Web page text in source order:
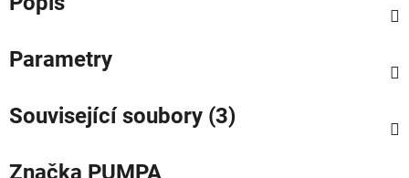
Parametry
Související soubory (3)
Značka PUMPA